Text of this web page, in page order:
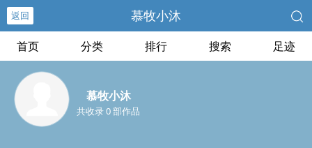
返回 慕牧小沐
首页 分类 排行 搜索 足迹
慕牧小沐
共收录 0 部作品